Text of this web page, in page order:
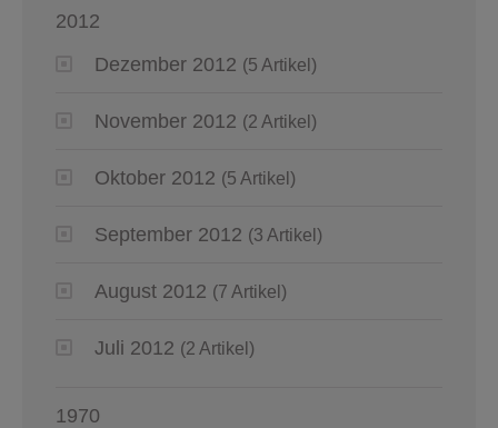
2012
Dezember 2012 (5 Artikel)
November 2012 (2 Artikel)
Oktober 2012 (5 Artikel)
September 2012 (3 Artikel)
August 2012 (7 Artikel)
Juli 2012 (2 Artikel)
1970